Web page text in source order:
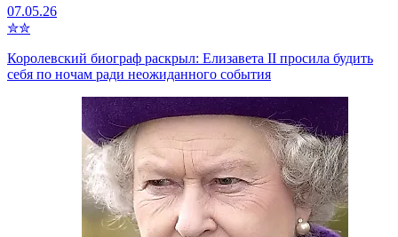
07.05.26
✮✮
Королевский биограф раскрыл: Елизавета II просила будить
себя по ночам ради неожиданного события